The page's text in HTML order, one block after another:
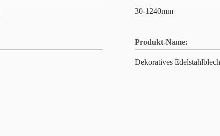
30-1240mm
Produkt-Name:
Dekoratives Edelstahlblech